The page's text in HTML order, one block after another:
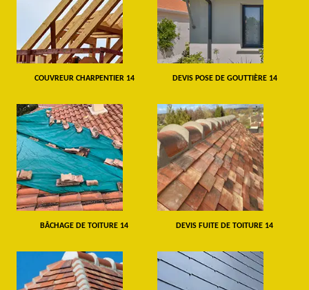
COUVREUR CHARPENTIER 14 DEVIS POSE DE GOUTTIÈRE 14
BÂCHAGE DE TOITURE 14 DEVIS FUITE DE TOITURE 14